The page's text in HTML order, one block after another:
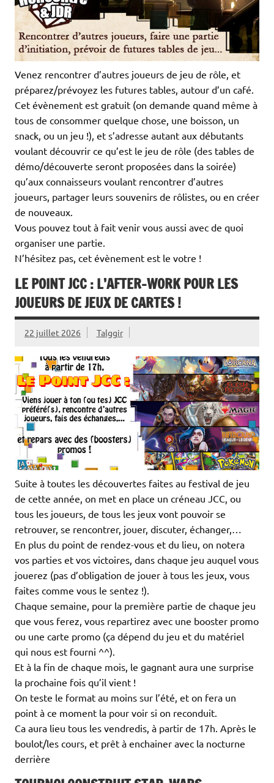
Venez rencontrer d’autres joueurs de jeu de rôle, et
préparez/prévoyez les futures tables, autour d’un café.
Cet évènement est gratuit (on demande quand même à
tous de consommer quelque chose, une boisson, un
snack, ou un jeu !), et s’adresse autant aux débutants
voulant découvrir ce qu’est le jeu de rôle (des tables de
démo/découverte seront proposées dans la soirée)
qu’aux connaisseurs voulant rencontrer d’autres
joueurs, partager leurs souvenirs de rôlistes, ou en créer
de nouveaux.
Vous pouvez tout à fait venir vous aussi avec de quoi
organiser une partie.
N’hésitez pas, cet évènement est le votre !
LE POINT JCC : L’AFTER-WORK POUR LES
JOUEURS DE JEUX DE CARTES !
22 juillet 2026 Talggir
Suite à toutes les découvertes faites au festival de jeu
de cette année, on met en place un créneau JCC, ou
tous les joueurs, de tous les jeux vont pouvoir se
retrouver, se rencontrer, jouer, discuter, échanger,…
En plus du point de rendez-vous et du lieu, on notera
vos parties et vos victoires, dans chaque jeu auquel vous
jouerez (pas d’obligation de jouer à tous les jeux, vous
faites comme vous le sentez !).
Chaque semaine, pour la première partie de chaque jeu
que vous ferez, vous repartirez avec une booster promo
ou une carte promo (ça dépend du jeu et du matériel
qui nous est fourni ^^).
Et à la fin de chaque mois, le gagnant aura une surprise
la prochaine fois qu’il vient !
On teste le format au moins sur l’été, et on fera un
point à ce moment la pour voir si on reconduit.
Ca aura lieu tous les vendredis, à partir de 17h. Après le
boulot/les cours, et prêt à enchainer avec la nocturne
derrière